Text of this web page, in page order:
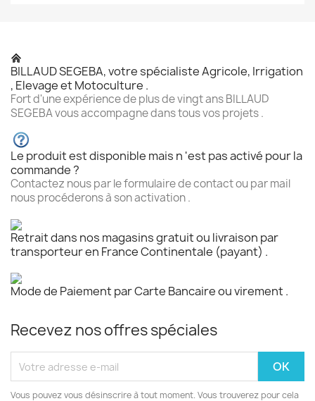
BILLAUD SEGEBA, votre spécialiste Agricole, Irrigation
, Elevage et Motoculture .
Fort d'une expérience de plus de vingt ans BILLAUD
SEGEBA vous accompagne dans tous vos projets .
Le produit est disponible mais n 'est pas activé pour la
commande ?
Contactez nous par le formulaire de contact ou par mail
nous procéderons à son activation .
Retrait dans nos magasins gratuit ou livraison par
transporteur en France Continentale (payant) .
Mode de Paiement par Carte Bancaire ou virement .
Recevez nos offres spéciales
Vous pouvez vous désinscrire à tout moment. Vous trouverez pour cela